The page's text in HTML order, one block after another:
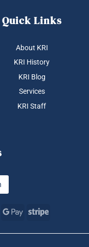
Quick Links
About KRI
KRI History
KRI Blog
Services
KRI Staff